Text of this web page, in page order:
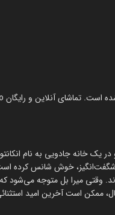
در یک خانه جادویی به نام
خوش شانس کرده
میرا بل متوجه می‌شود که
ممکن است آخرین امید